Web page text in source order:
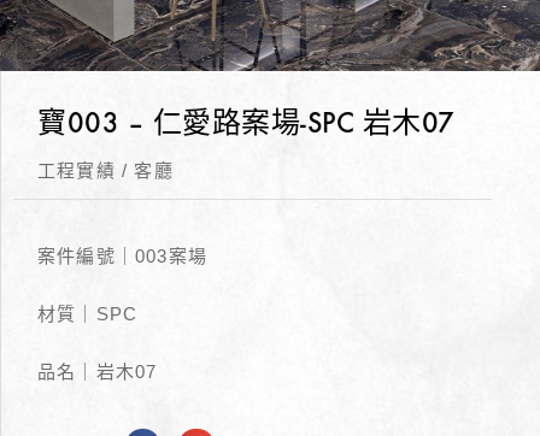
寶003 – 仁愛路案場-SPC 岩木07
工程實績 / 客廳
案件編號｜003案場
材質｜SPC
品名｜岩木07